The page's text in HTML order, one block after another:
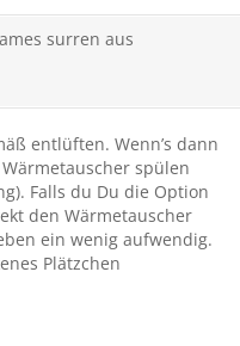
surren aus
entlüften. Wenn’s dann
spülen
Falls du Du die Option
den Wärmetauscher
ein wenig aufwendig.
Plätzchen